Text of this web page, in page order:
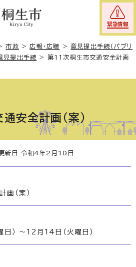
緊急情報
市政 >広報・広聴 >意見提出手続（パブリ
見提出手続 > 第11次桐生市交通安全計画
安全計画（案）
日 令和4年2月10日
（案）
） ～12月14日（火曜日）